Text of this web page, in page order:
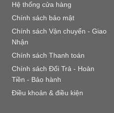
Hệ thống cửa hàng
Chính sách bảo mật
Chính sách Vận chuyển - Giao
Nhận
Chính sách Thanh toán
Chính sách Đổi Trả - Hoàn
Tiền - Bảo hành
Điều khoản & điều kiện